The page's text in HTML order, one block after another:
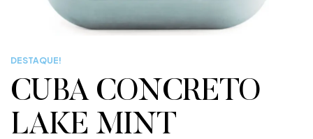
DESTAQUE!
CUBA CONCRETO
LAKE MINT